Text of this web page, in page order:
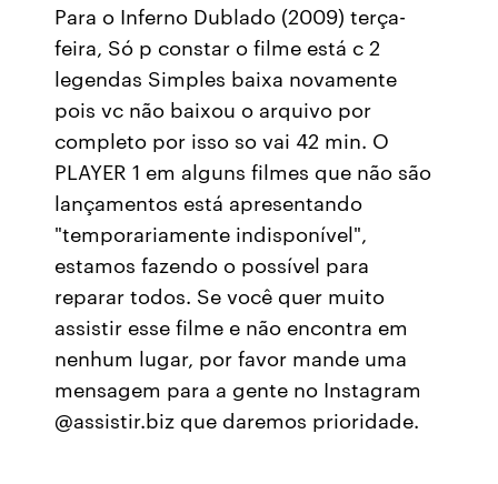
Para o Inferno Dublado (2009) terça-
feira, Só p constar o filme está c 2
legendas Simples baixa novamente
pois vc não baixou o arquivo por
completo por isso so vai 42 min. O
PLAYER 1 em alguns filmes que não são
lançamentos está apresentando
"temporariamente indisponível",
estamos fazendo o possível para
reparar todos. Se você quer muito
assistir esse filme e não encontra em
nenhum lugar, por favor mande uma
mensagem para a gente no Instagram
@assistir.biz que daremos prioridade.